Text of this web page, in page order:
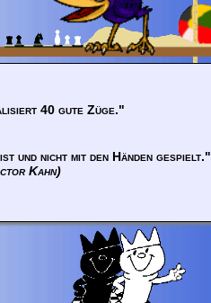
40 gute Züge."
und nicht mit den Händen gespielt."
Kahn)